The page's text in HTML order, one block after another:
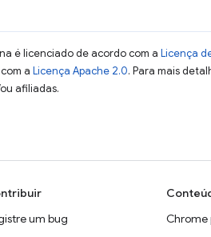
é licenciado de acordo com a Licença
a Licença Apache 2.0. Para mais
afiliadas.
um bug
Chrome